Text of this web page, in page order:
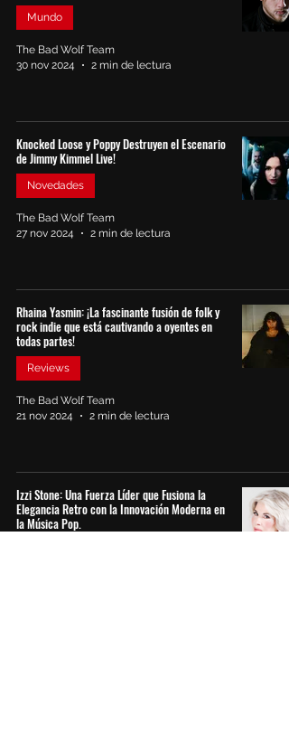
Mundo
The Bad Wolf Team
30 nov 2024
2 min de lectura
Knocked Loose y Poppy Destruyen el Escenario
de Jimmy Kimmel Live!
Novedades
The Bad Wolf Team
27 nov 2024
2 min de lectura
Rhaina Yasmin: ¡La fascinante fusión de folk y
rock indie que está cautivando a oyentes en
todas partes!
Reviews
The Bad Wolf Team
21 nov 2024
2 min de lectura
Izzi Stone: Una Fuerza Líder que Fusiona la
Elegancia Retro con la Innovación Moderna en
la Música Pop.